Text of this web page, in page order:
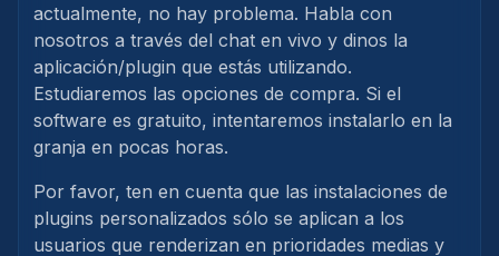
actualmente, no hay problema. Habla con
nosotros a través del chat en vivo y dinos la
aplicación/plugin que estás utilizando.
Estudiaremos las opciones de compra. Si el
software es gratuito, intentaremos instalarlo en la
granja en pocas horas.
Por favor, ten en cuenta que las instalaciones de
plugins personalizados sólo se aplican a los
usuarios que renderizan en prioridades medias y